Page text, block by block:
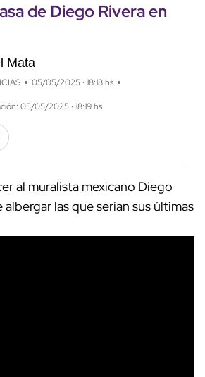
de Diego Rivera en
Mata
05/05/2025 · 18:18 hs
05/05/2025 · 18:19 hs
al muralista mexicano Diego
albergar las que serían sus últimas